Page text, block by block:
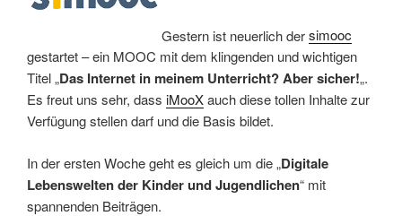
Gestern ist neuerlich dersimooc
gestartet – ein MOOC mit dem klingenden und wichtigen
Titel „Das Internet in meinem Unterricht? Aber sicher!„.
Es freut uns sehr, dass iMooXauch diese tollen Inhalte zur
Verfügung stellen darf und die Basis bildet.
In der ersten Woche geht es gleich um die „Digitale
Lebenswelten der Kinder und Jugendlichen“ mit
spannenden Beiträgen.